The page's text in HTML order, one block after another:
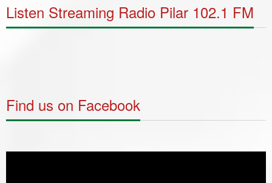
Listen Streaming Radio Pilar 102.1 FM
Find us on Facebook